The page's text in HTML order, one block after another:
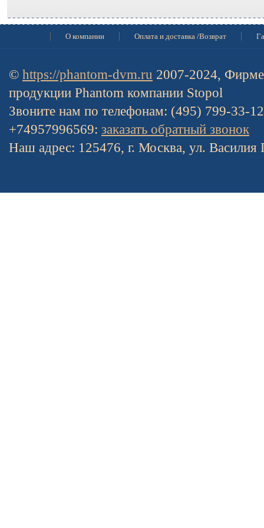
О компании Оплата и доставка /Возврат
© https://phantom-dvm.ru 2007-2024,
продукции Phantom компании Stopol
Звоните нам по телефонам: (495) 799-33-
+74957996569: заказать обратный звонок
Наш адрес: 125476, г. Москва, ул. Василия